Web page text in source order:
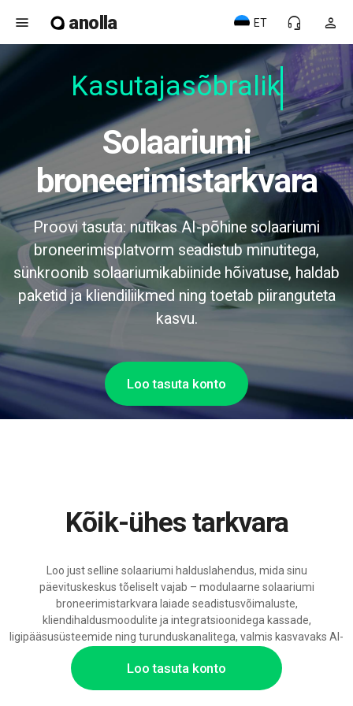
menu anolla person
headset_mic
ET
Kasutajasõbralik
Solaariumi
broneerimistarkvara
Proovi tasuta: nutikas AI-põhine solaariumi
broneerimisplatvorm seadistub minutitega,
sünkroonib solaariumikabiinide hõivatuse, haldab
paketid ja kliendiliikmed ning toetab piiranguteta
kasvu.
Loo tasuta konto
Loo tasuta konto
Kõik-ühes tarkvara
Loo just selline solaariumi halduslahendus, mida sinu
päevituskeskus tõeliselt vajab – modulaarne solaariumi
broneerimistarkvara laiade seadistusvõimaluste,
kliendihaldusmoodulite ja integratsioonidega kassade,
ligipääsusüsteemide ning turunduskanalitega, valmis kasvavaks AI-